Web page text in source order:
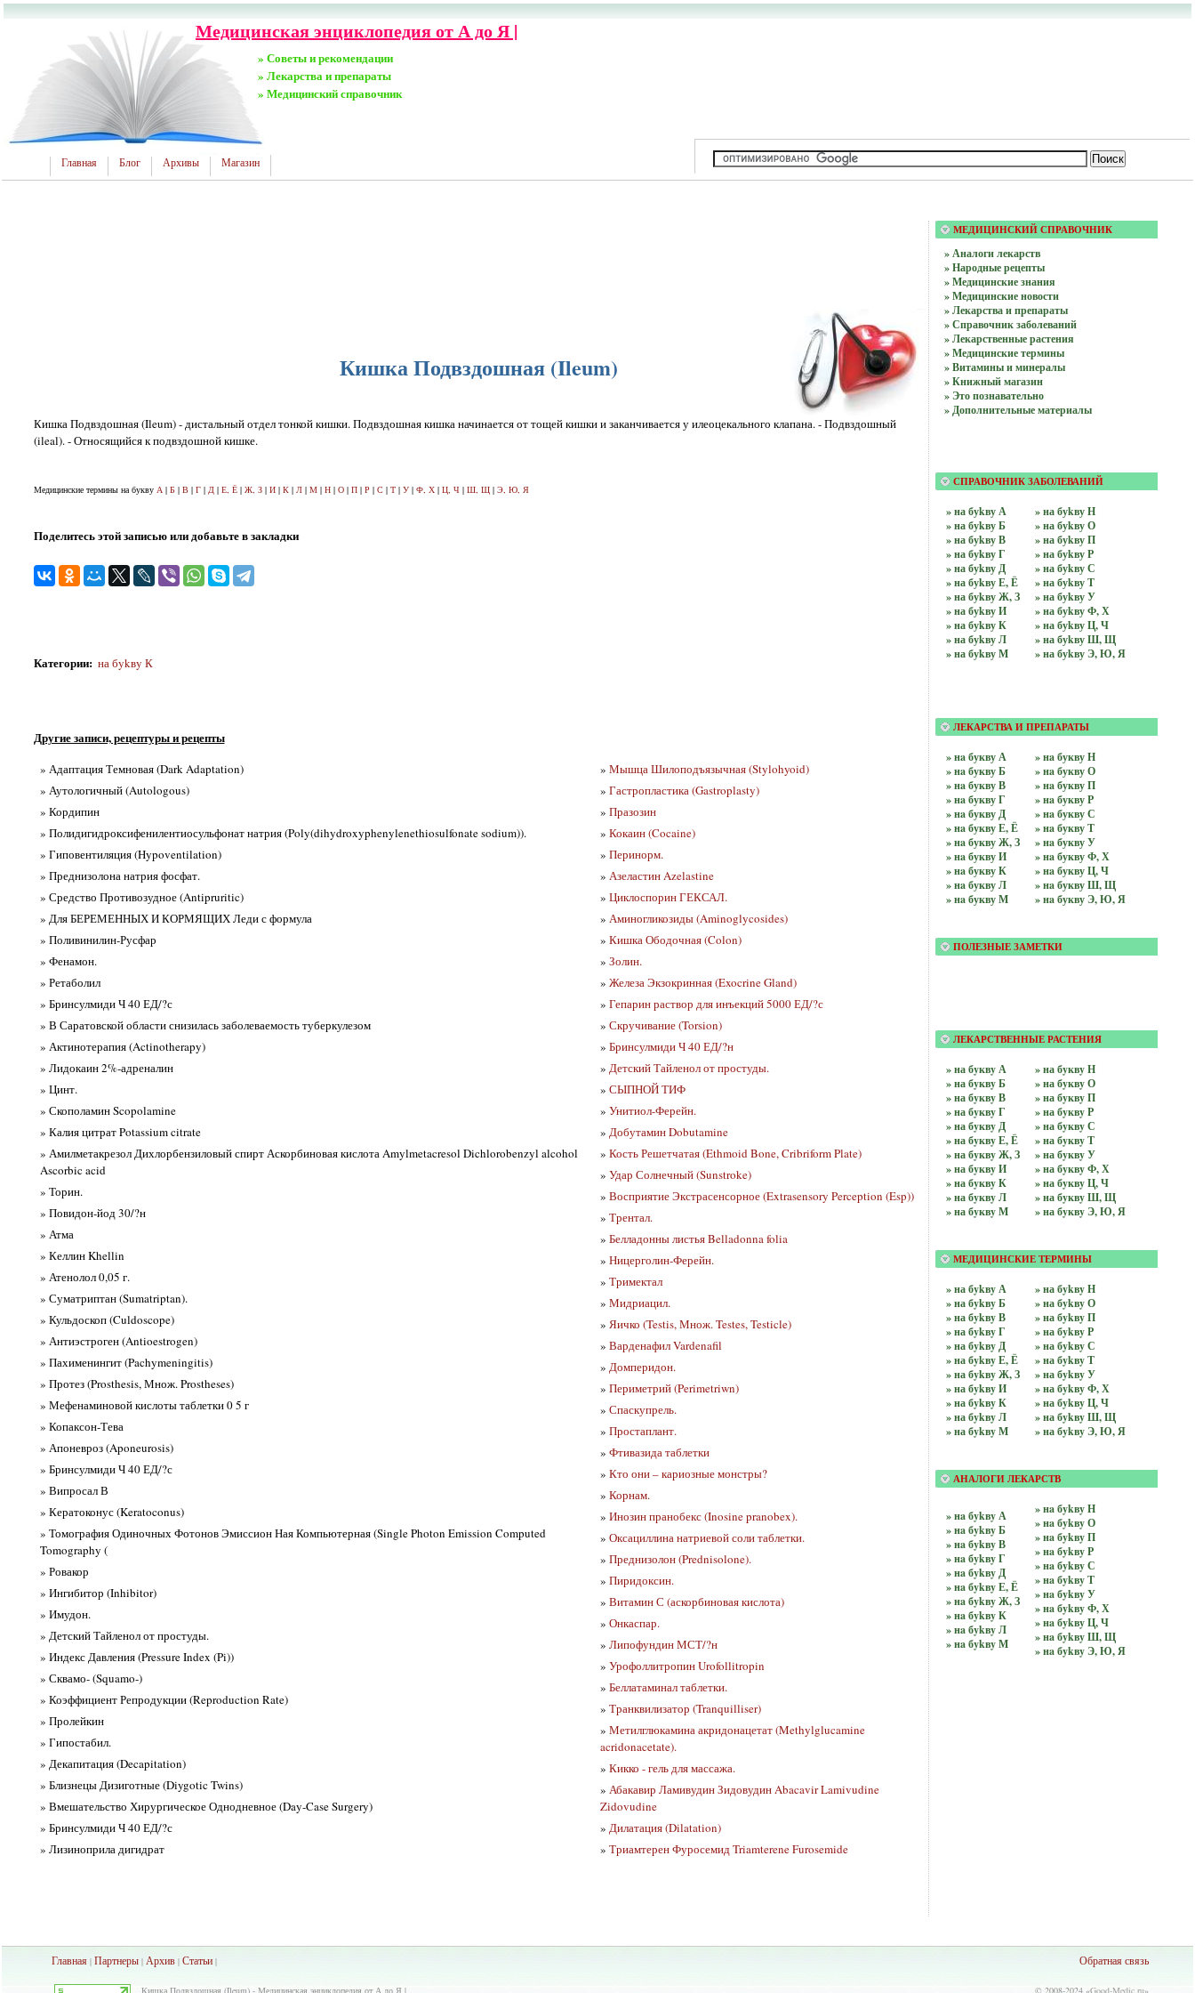
Медицинская энциклопедия от А до Я |
» Советы и рекомендации
» Лекарства и препараты
» Медицинский справочник
Главная Блог Архивы Магазин
Кишка Подвздошная (Ileum)
Кишка Подвздошная (Ileum) - дистальный отдел тонкой кишки. Подвздошная кишка начинается от тощей кишки и заканчивается у илеоцекального клапана. - Подвздошный
(ileal). - Относящийся к подвздошной кишке.
Медицинские термины на букву А | Б | В| Г| Д| Е, Ё| Ж, З| И| К| Л| М| Н| О| П| Р | С| Т| У| Ф, Х| Ц, Ч | Ш, Щ| Э, Ю, Я
Поделитесь этой записью или добавьте в закладки
Категории: на бykвy К
Другие записи, рецептуры и рецепты
» Адаптация Темновая (Dark Adaptation)
» Аутологичный (Autologous)
» Кордипин
» Полидигидроксифенилентиосульфонат натрия (Poly(dihydroxyphenylenethiosulfonate sodium)).
» Гиповентиляция (Hypoventilation)
» Преднизолона натрия фосфат.
» Средство Противозудное (Antipruritic)
» Для БЕРЕМЕННЫХ И КОРМЯЩИХ Леди с формула
» Поливинилин-Русфар
» Фенамон.
» Ретаболил
» Бринсулмиди Ч 40 ЕД/?с
» В Саратовской области снизилась заболеваемость туберкулезом
» Актинотерапия (Actinotherapy)
» Лидокаин 2%-адреналин
» Цинт.
» Скополамин Scopolamine
» Калия цитрат Potassium citrate
» Амилметакрезол Дихлорбензиловый спирт Аскорбиновая кислота Amylmetacresol Dichlorobenzyl alcohol
Ascorbic acid
» Торин.
» Повидон-йод 30/?н
» Атма
» Келлин Khellin
» Атенолол 0,05 г.
» Суматриптан (Sumatriptan).
» Кульдоскоп (Culdoscope)
» Антиэстроген (Antioestrogen)
» Пахименингит (Pachymeningitis)
» Протез (Prosthesis, Множ. Prostheses)
» Мефенаминовой кислоты таблетки 0 5 г
» Копаксон-Тева
» Апоневроз (Aponeurosis)
» Бринсулмиди Ч 40 ЕД/?с
» Випросал В
» Кератоконус (Keratoconus)
» Томография Одиночных Фотонов Эмиссион Ная Компьютерная (Single Photon Emission Computed
Tomography (
» Ровакор
» Ингибитор (Inhibitor)
» Имудон.
» Детский Тайленол от простуды.
» Индекс Давления (Pressure Index (Pi))
» Сквамо- (Squamo-)
» Коэффициент Репродукции (Reproduction Rate)
» Пролейкин
» Гипостабил.
» Декапитация (Decapitation)
» Близнецы Дизиготные (Diygotic Twins)
» Вмешательство Хирургическое Однодневное (Day-Case Surgery)
» Бринсулмиди Ч 40 ЕД/?с
» Лизиноприла дигидрат
» Мышца Шилоподъязычная (Stylohyoid)
» Гастропластика (Gastroplasty)
» Празозин
» Кокаин (Cocaine)
» Перинорм.
» Азеластин Azelastine
» Циклоспорин ГЕКСАЛ.
» Аминогликозиды (Aminoglycosides)
» Кишка Ободочная (Colon)
» Золин.
» Железа Экзокринная (Exocrine Gland)
» Гепарин раствор для инъекций 5000 ЕД/?с
» Скручивание (Torsion)
» Бринсулмиди Ч 40 ЕД/?н
» Детский Тайленол от простуды.
» СЫПНОЙ ТИФ
» Унитиол-Ферейн.
» Добутамин Dobutamine
» Кость Решетчатая (Ethmoid Bone, Cribriform Plate)
» Удар Солнечный (Sunstroke)
» Восприятие Экстрасенсорное (Extrasensory Perception (Esp))
» Трентал.
» Белладонны листья Belladonna folia
» Ницерголин-Ферейн.
» Тримектал
» Мидриацил.
» Яичко (Testis, Множ. Testes, Testicle)
» Варденафил Vardenafil
» Домперидон.
» Периметрий (Perimetriwn)
» Спаскупрель.
» Простаплант.
» Фтивазида таблетки
» Кто они – кариозные монстры?
» Корнам.
» Инозин пранобекс (Inosine pranobex).
» Оксациллина натриевой соли таблетки.
» Преднизолон (Prednisolone).
» Пиридоксин.
» Витамин С (аскорбиновая кислота)
» Онкаспар.
» Липофундин МСТ/?н
» Урофоллитропин Urofollitropin
» Беллатаминал таблетки.
» Транквилизатор (Tranquilliser)
» Метилглюкамина акридонацетат (Methylglucamine
acridonacetate).
» Кикко - гель для массажа.
» Абакавир Ламивудин Зидовудин Abacavir Lamivudine
Zidovudine
» Дилатация (Dilatation)
» Триамтерен Фуросемид Triamterene Furosemide
МЕДИЦИНСКИЙ СПРАВОЧНИК
» Аналоги лекарств
» Народные рецепты
» Медицинские знания
» Медицинские новости
» Лекарства и препараты
» Справочник заболеваний
» Лекарственные растения
» Медицинские термины
» Витамины и минералы
» Книжный магазин
» Это познавательно
» Дополнительные материалы
СПРАВОЧНИК ЗАБОЛЕВАНИЙ
» на буkву А
» на буkву Б
» на буkву В
» на буkву Г
» на буkву Д
» на буkву Е, Ё
» на буkву Ж, З
» на буkву И
» на буkву К
» на буkву Л
» на буkву М
» на буkву Н
» на буkву О
» на буkву П
» на буkву Р
» на буkву С
» на буkву Т
» на буkву У
» на буkву Ф, Х
» на буkву Ц, Ч
» на буkву Ш, Щ
» на буkву Э, Ю, Я
ЛЕКАРСТВА И ПРЕПАРАТЫ
» нa букву А
» нa букву Б
» нa букву В
» нa букву Г
» нa букву Д
» нa букву Е, Ё
» нa букву Ж, З
» нa букву И
» нa букву К
» нa букву Л
» нa букву М
» нa букву Н
» нa букву О
» нa букву П
» нa букву Р
» нa букву С
» нa букву Т
» нa букву У
» нa букву Ф, Х
» нa букву Ц, Ч
» нa букву Ш, Щ
» нa букву Э, Ю, Я
ПОЛЕЗНЫЕ ЗАМЕТКИ
ЛЕКАРСТВЕННЫЕ РАСТЕНИЯ
» на бyквy А
» на бyквy Б
» на бyквy В
» на бyквy Г
» на бyквy Д
» на бyквy Е, Ё
» на бyквy Ж, З
» на бyквy И
» на бyквy К
» на бyквy Л
» на бyквy М
» на бyквy Н
» на бyквy О
» на бyквy П
» на бyквy Р
» на бyквy С
» на бyквy Т
» на бyквy У
» на бyквy Ф, Х
» на бyквy Ц, Ч
» на бyквy Ш, Щ
» на бyквy Э, Ю, Я
МЕДИЦИНСКИЕ ТЕРМИНЫ
» на бykвy А
» на бykвy Б
» на бykвy В
» на бykвy Г
» на бykвy Д
» на бykвy Е, Ё
» на бykвy Ж, З
» на бykвy И
» на бykвy К
» на бykвy Л
» на бykвy М
» на бykвy Н
» на бykвy О
» на бykвy П
» на бykвy Р
» на бykвy С
» на бykвy Т
» на бykвy У
» на бykвy Ф, Х
» на бykвy Ц, Ч
» на бykвy Ш, Щ
» на бykвy Э, Ю, Я
АНАЛОГИ ЛЕКАРСТВ
» нa бykвy А
» нa бykвy Б
» нa бykвy В
» нa бykвy Г
» нa бykвy Д
» нa бykвy Е, Ё
» нa бykвy Ж, З
» нa бykвy К
» нa бykвy Л
» нa бykвy М
» нa бykвy Н
» нa бykвy О
» нa бykвy П
» нa бykвy Р
» нa бykвy С
» нa бykвy Т
» нa бykвy У
» нa бykвy Ф, Х
» нa бykвy Ц, Ч
» нa бykвy Ш, Щ
» нa бykвy Э, Ю, Я
Главная| Партнеры| Архив| Статьи| Обратная связь
Кишка Подвздошная (Ileum) - Медицинская энциклопедия от А до Я | © 2008-2024 «Good-Medic.ru»